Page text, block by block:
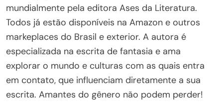
mundialmente pela editora Ases da Literatura.
Todos já estão disponíveis na Amazon e outros
markeplaces do Brasil e exterior. A autora é
especializada na escrita de fantasia e ama
explorar o mundo e culturas com as quais entra
em contato, que influenciam diretamente a sua
escrita. Amantes do gênero não podem perder!